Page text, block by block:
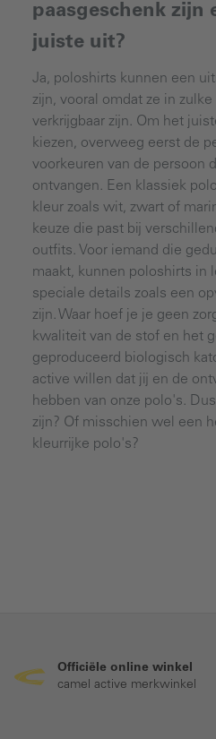
paasgeschenk zijn
juiste uit?
Ja, poloshirts kunnen een
zijn, vooral omdat ze in
verkrijgbaar zijn. Om het
kiezen, overweeg eerst de
voorkeuren van de persoon
ontvangen. Een klassiek
kleur zoals wit, zwart of
keuze die past bij
outfits. Voor iemand die
maakt, kunnen poloshirts in
speciale details zoals een
zijn. Waar hoef je je geen
kwaliteit van de stof en het
geproduceerd biologisch
active willen dat jij en de
hebben van onze polo's.
zijn? Of misschien wel een
kleurrijke polo's?
Officiële online winkel
camel active merkwinkel